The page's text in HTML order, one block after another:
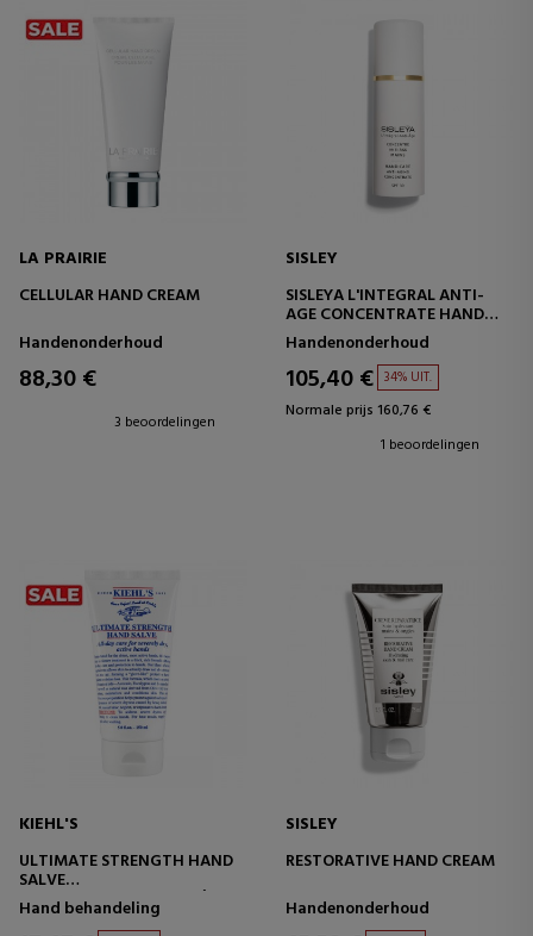
LA PRAIRIE
CELLULAR HAND CREAM
Handenonderhoud
88,30 €
3 beoordelingen
SISLEY
SISLEYA L'INTEGRAL ANTI-
AGE CONCENTRATE HAND
CARE
ANTI-AGING HANDCRÈME
Handenonderhoud
105,40 € 34% UIT.
Normale prijs 160,76 €
1 beoordelingen
KIEHL'S
ULTIMATE STRENGTH HAND
SALVE
HERSTELLENDE HANDCRÈME
Hand behandeling
SISLEY
RESTORATIVE HAND CREAM
Handenonderhoud